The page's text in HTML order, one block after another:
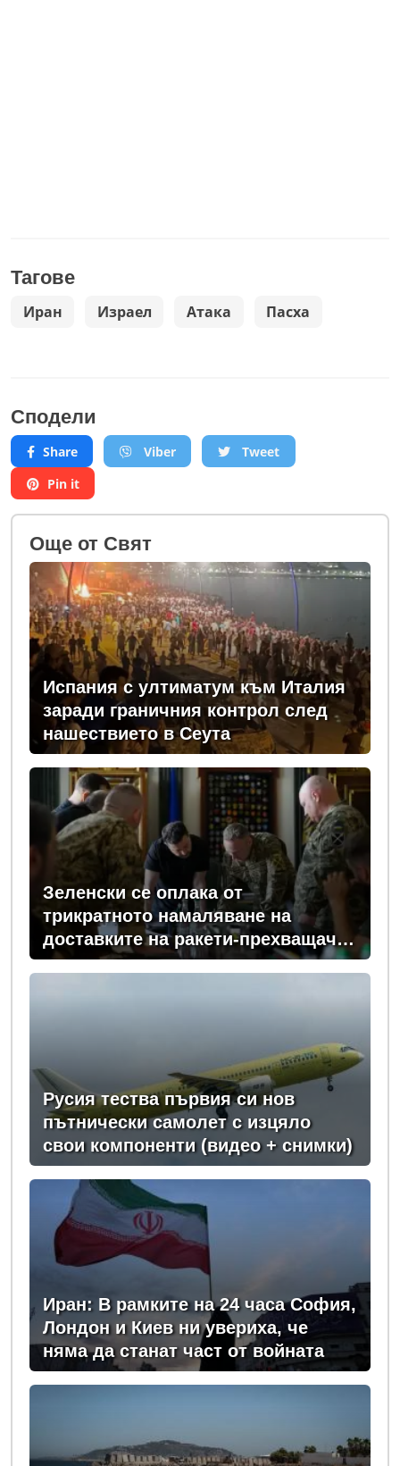
Тагове
Иран Израел Атака Пасха
Сподели
Share Viber
Tweet
Pin it
Oще от Свят
Испания с ултиматум към Италия
заради граничния контрол след
нашествието в Сеута
Зеленски се оплака от
трикратното намаляване на
доставките на ракети-прехващачи
от Запада за Киев
Русия тества първия си нов
пътнически самолет с изцяло
свои компоненти (видео + снимки)
Иран: В рамките на 24 часа София,
Лондон и Киев ни увериха, че
няма да станат част от войната